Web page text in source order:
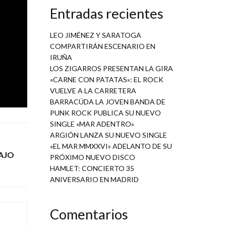
Entradas recientes
LEO JIMÉNEZ Y SARATOGA
COMPARTIRÁN ESCENARIO EN
IRUÑA
LOS ZIGARROS PRESENTAN LA GIRA
«CARNE CON PATATAS»: EL ROCK
VUELVE A LA CARRETERA
BARRACÜDA LA JOVEN BANDA DE
PUNK ROCK PUBLICA SU NUEVO
SINGLE «MAR ADENTRO»
ARGIÓN LANZA SU NUEVO SINGLE
«EL MAR MMXXVI» ADELANTO DE SU
PRÓXIMO NUEVO DISCO
HAMLET: CONCIERTO 35
ANIVERSARIO EN MADRID
Comentarios